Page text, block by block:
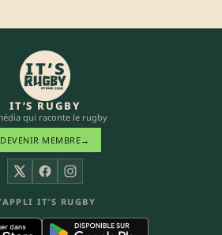
IT’S RUGBY
qui raconte le rugby
DEVENIR MEMBRE→
X FacebookInstagram
IT’S RUGBY